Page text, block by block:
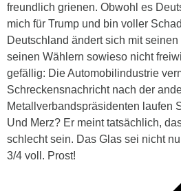
freundlich grienen. Obwohl es
mich für Trump und bin voller
Deutschland ändert sich mit
seinen Wählern sowieso nicht
gefällig: Die Automobilindustrie
Schreckensnachricht nach der
Metallverbandspräsidenten laufen
Und Merz? Er meint tatsächlich,
schlecht sein. Das Glas sei nicht
3/4 voll. Prost!